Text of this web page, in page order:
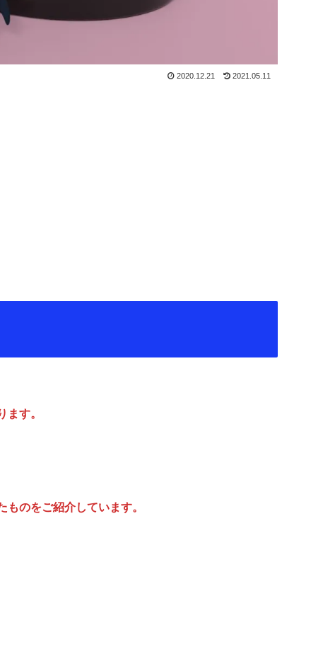
2020.12.21 2021.05.11
す。
のをご紹介しています。